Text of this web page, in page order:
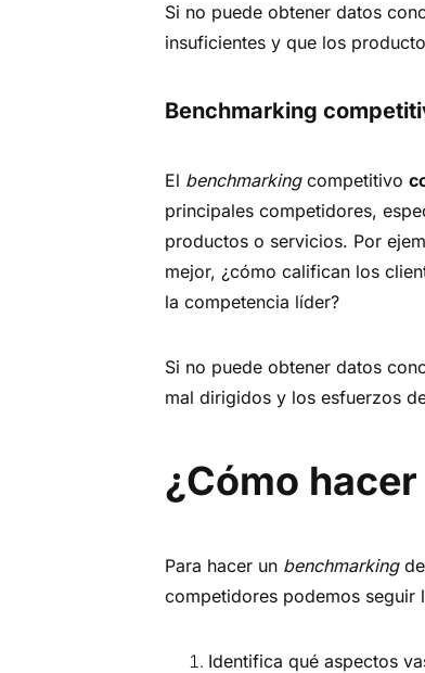
Si no puede obtener datos
insuficientes y que los
Benchmarking
El benchmarking competitivo
principales competidores,
productos o servicios. Por
mejor, ¿cómo califican los
la competencia líder?
Si no puede obtener datos
mal dirigidos y los esfuerzos
¿Cómo
Para hacer un benchmarking
competidores podemos seguir
Identifica qué aspectos